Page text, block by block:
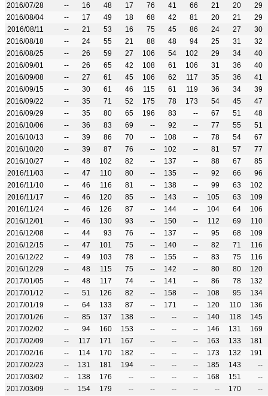
2016/07/28
-- 16 48 17 76 41 66 21 20
29
2016/08/04
-- 17 49 18 68 42 81 20 21
29
2016/08/11
-- 21 53 16 75 45 86 24 27
30
2016/08/18
-- 24 55 21 88 48 94 25 31
32
2016/08/25
-- 26 59 27 106 54 102 29 34
40
2016/09/01
-- 26 65 42 108 61 106 31 36
40
2016/09/08
-- 27 61 45 106 62 117 35 36
41
2016/09/15
-- 30 61 46 115 61 119 36 34
39
2016/09/22
-- 35 71 52 175 78 173 54 45
47
2016/09/29
-- 35 80 65 196 83 -- 67 51
48
2016/10/06
-- 36 83 69 -- 92 -- 77 55
51
2016/10/13
-- 39 86 70 -- 108 -- 78 54
67
2016/10/20
-- 39 87 76 -- 102 -- 81 57
77
2016/10/27
-- 48 102 82 -- 137 -- 88 67
85
2016/11/03
-- 47 110 80 -- 135 -- 92 66
96
2016/11/10
-- 46 116 81 -- 138 -- 99 63
102
2016/11/17
-- 46 120 85 -- 143 -- 105 63
109
2016/11/24
-- 46 126 87 -- 144 -- 104 64
106
2016/12/01
-- 46 130 93 -- 150 -- 112 69
110
2016/12/08
-- 44 93 76 -- 137 -- 95 68
109
2016/12/15
-- 47 101 75 -- 140 -- 82 71
116
2016/12/22
-- 49 103 78 -- 155 -- 83 75
116
2016/12/29
-- 48 115 75 -- 142 -- 80 80
120
2017/01/05
-- 48 117 74 -- 141 -- 86 78
132
2017/01/12
-- 51 126 82 -- 158 -- 108 95
134
2017/01/19
-- 64 133 87 -- 171 -- 120 110
136
2017/01/26
-- 85 137 138 -- -- -- 140 118
145
2017/02/02
-- 94 160 153 -- -- -- 146 131
169
2017/02/09
-- 117 171 167 -- -- -- 163 133
181
2017/02/16
-- 114 170 182 -- -- -- 173 132
191
2017/02/23
-- 131 181 194 -- -- -- 185 143
--
2017/03/02
-- 138 176 -- -- -- -- 168 151
--
2017/03/09
-- 154 179 -- -- -- -- -- 170
--